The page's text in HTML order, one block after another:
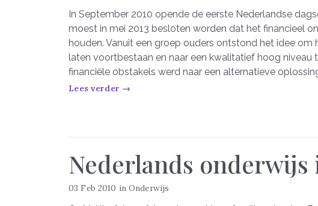
In September 2010 opende de eerste Nederlandse
moest in mei 2013 besloten worden dat het financieel
houden. Vanuit een groep ouders ontstond het idee
laten voortbestaan en naar een kwalitatief hoog niveau
financiële obstakels werd naar een alternatieve
Lees verder →
Nederlands onderwijs
03 Feb 2010 inOnderwijs